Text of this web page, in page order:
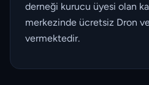
derneği kurucu üyesi olan
merkezinde ücretsiz Dron
vermektedir.